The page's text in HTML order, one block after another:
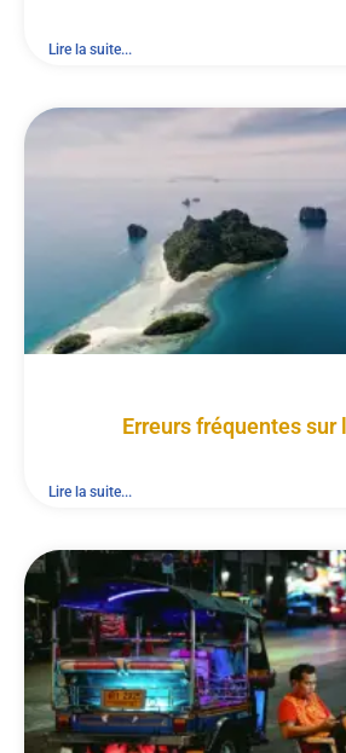
Lire la suite...
Erreurs fréquentes sur
Lire la suite...